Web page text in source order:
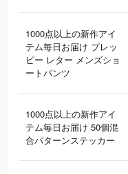
1000点以上の新作アイ
テム毎日お届け プレッ
ピー レター メンズショ
ートパンツ
1000点以上の新作アイ
テム毎日お届け 50個混
合パターンステッカー